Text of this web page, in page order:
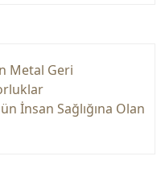
Metal Geri
İnsan Sağlığına Olan